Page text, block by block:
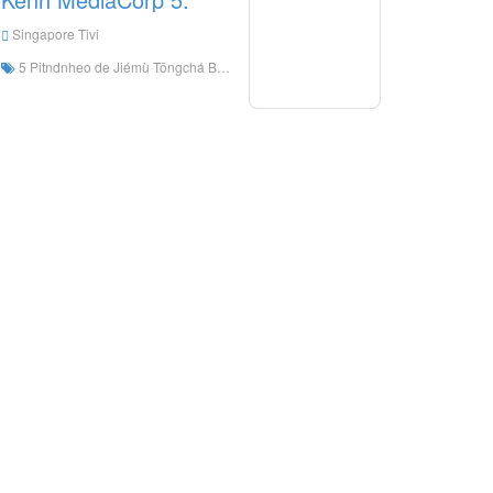
Singapore Tivi
5 Pitndnheo de Jiémù Tōngchá Bākuò Yīngyǔ DiễNGǔ DiễNGǔ, Di trưởng, Třyù, Zhěnrén Xiù, Zōngyììììììììììììììììììì 54/5000. Các chương trình kênh 5 thường bao gồm loạt phim truyền hình tiếng Anh, phim, thể thao, chương trình thực tế, chương trình tạp kỹ, tin tức, các vấn đề hiện tại và một số chương trình có phụ đề tiếng Trung.